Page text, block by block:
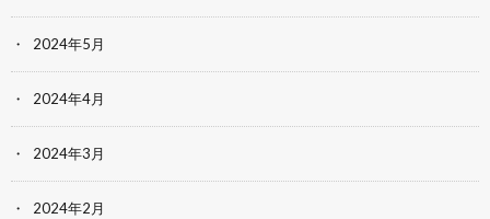
2024年5月
2024年4月
2024年3月
2024年2月